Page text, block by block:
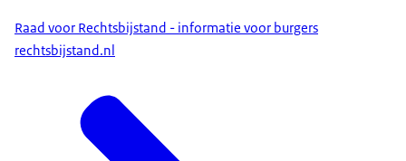
Raad voor Rechtsbijstand - informatie voor burgers
rechtsbijstand.nl